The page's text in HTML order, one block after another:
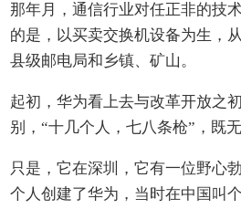
那年月，通信行业对任正非的技
的是，以买卖交换机设备为生，
县级邮电局和乡镇、矿山。
起初，华为看上去与改革开放之
别，“十几个人，七八条枪”，既
只是，它在深圳，它有一位野心
个人创建了华为，当时在中国叫